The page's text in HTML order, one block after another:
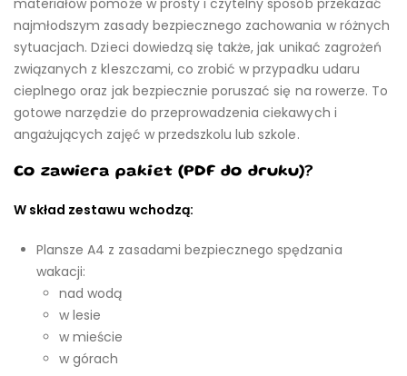
materiałów pomoże w prosty i czytelny sposób przekazać
najmłodszym zasady bezpiecznego zachowania w różnych
sytuacjach. Dzieci dowiedzą się także, jak unikać zagrożeń
związanych z kleszczami, co zrobić w przypadku udaru
cieplnego oraz jak bezpiecznie poruszać się na rowerze. To
gotowe narzędzie do przeprowadzenia ciekawych i
angażujących zajęć w przedszkolu lub szkole.
Co zawiera pakiet (PDF do druku)?
W skład zestawu wchodzą:
Plansze A4 z zasadami bezpiecznego spędzania
wakacji:
nad wodą
w lesie
w mieście
w górach